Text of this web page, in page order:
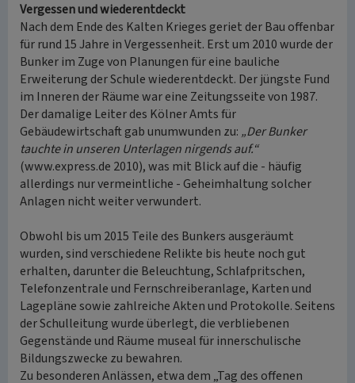
Vergessen und wiederentdeckt
Nach dem Ende des Kalten Krieges geriet der Bau offenbar
für rund 15 Jahre in Vergessenheit. Erst um 2010 wurde der
Bunker im Zuge von Planungen für eine bauliche
Erweiterung der Schule wiederentdeckt. Der jüngste Fund
im Inneren der Räume war eine Zeitungsseite von 1987.
Der damalige Leiter des Kölner Amts für
Gebäudewirtschaft gab unumwunden zu: „Der Bunker
tauchte in unseren Unterlagen nirgends auf.“
(www.express.de 2010), was mit Blick auf die - häufig
allerdings nur vermeintliche - Geheimhaltung solcher
Anlagen nicht weiter verwundert.
Obwohl bis um 2015 Teile des Bunkers ausgeräumt
wurden, sind verschiedene Relikte bis heute noch gut
erhalten, darunter die Beleuchtung, Schlafpritschen,
Telefonzentrale und Fernschreiberanlage, Karten und
Lagepläne sowie zahlreiche Akten und Protokolle. Seitens
der Schulleitung wurde überlegt, die verbliebenen
Gegenstände und Räume museal für innerschulische
Bildungszwecke zu bewahren.
Zu besonderen Anlässen, etwa dem „Tag des offenen